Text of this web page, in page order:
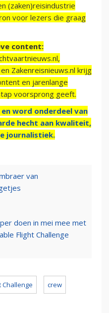
(zaken)reisindustrie
voor lezers die graag
content:
Zakenreisnieuws.nl krijg
en jarenlange
voorsprong geeft.
word onderdeel van
hecht aan kwaliteit,
journalistiek.
van
doen in mei mee met
Flight Challenge
Challenge crew